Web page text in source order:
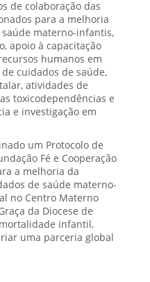
de colaboração das
para a melhoria
materno-infantis,
apoio à capacitação
humanos em
cuidados de saúde,
atividades de
toxicodependências e
e investigação em
um Protocolo de
Fé e Cooperação
a melhoria da
de saúde materno-
no Centro Materno
da Diocese de
infantil,
uma parceria global